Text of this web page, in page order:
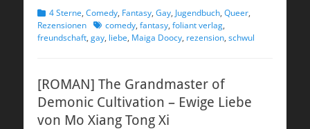
Kategorien
4 Sterne, Comedy, Fantasy, Gay, Jugendbuch, Queer,
Rezensionen Schlagworte
comedy, fantasy, foliant verlag,
freundschaft, gay, liebe, Maiga Doocy, rezension, schwul
[ROMAN] The Grandmaster of
Demonic Cultivation – Ewige Liebe
von Mo Xiang Tong Xi